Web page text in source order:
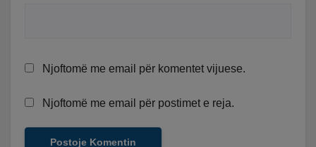
Njoftomë me email për komentet vijuese.
Njoftomë me email për postimet e reja.